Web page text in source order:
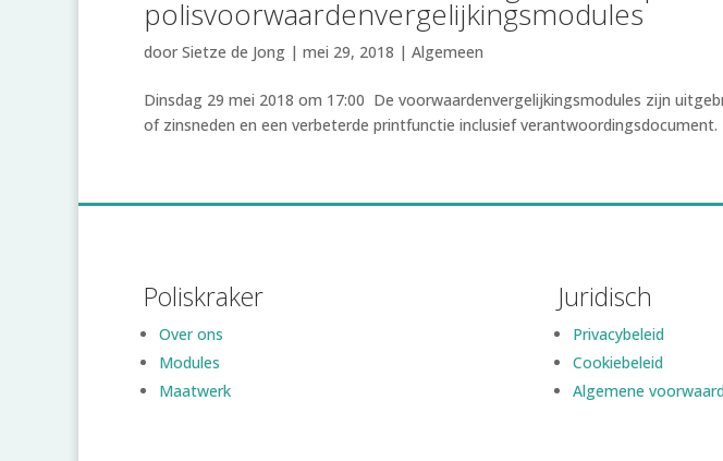
polisvoorwaardenvergelijkingsmodules
door Sietze de Jong | mei 29, 2018 | Algemeen
Dinsdag 29 mei 2018 om 17:00 De voorwaardenvergelijkingsmodules zijn
of zinsneden en een verbeterde printfunctie inclusief
Poliskraker
Over ons
Modules
Maatwerk
Juridisch
Privacybeleid
Cookiebeleid
Algemene